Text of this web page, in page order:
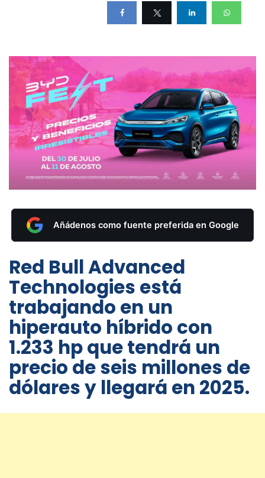
Añádenos como fuente preferida en Google
Red Bull Advanced
Technologies está
trabajando en un
hiperauto híbrido con
1.233 hp que tendrá un
precio de seis millones de
dólares y llegará en 2025.